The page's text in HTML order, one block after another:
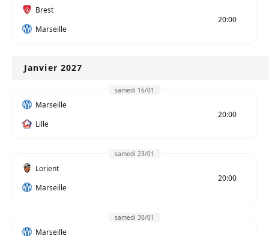
Brest
Marseille
20:00
Janvier 2027
samedi 16/01
Marseille
Lille
20:00
samedi 23/01
Lorient
Marseille
20:00
samedi 30/01
Marseille